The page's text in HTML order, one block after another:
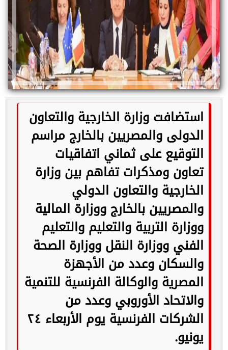
استضافت وزارة الخارجية والتعاون
الدولى والمصريين بالخارج مراسم
التوقيع على ثماني اتفاقيات
تعاون ومذكرات تفاهم بين وزارة
الخارجية والتعاون الدولي
والمصريين بالخارج ووزارة المالية
ووزارة التربية والتعليم والتعليم
الفني ووزارة النقل ووزارة الصحة
والسكان وعدد من الأجهزة
المصرية والوكالة الفرنسية للتنمية
والاتحاد الأوروبي وعدد من
الشركات الفرنسية يوم الأربعاء ٢٤
يونيو.